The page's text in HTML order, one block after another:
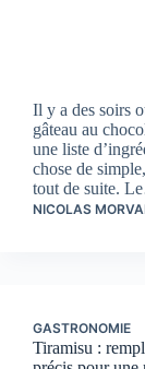
Il y a des soirs
gâteau au
une liste
chose de
tout de suite.
NICOLAS
GASTRONOMIE
Tiramisu :